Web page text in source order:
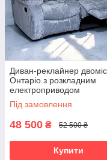
Диван-реклайнер
Онтаріо з розкладним
електроприводом
Під замовлення
48 500 ₴ 52 500 ₴
Купити